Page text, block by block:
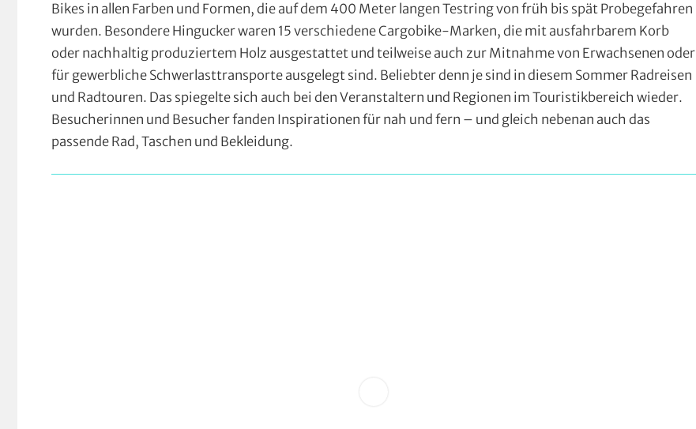
Bikes in allen Farben und Formen, die auf dem 400 Meter langen Testring von früh bis spät Probegefahren
wurden. Besondere Hingucker waren 15 verschiedene Cargobike-Marken, die mit ausfahrbarem Korb
oder nachhaltig produziertem Holz ausgestattet und teilweise auch zur Mitnahme von Erwachsenen oder
für gewerbliche Schwerlasttransporte ausgelegt sind. Beliebter denn je sind in diesem Sommer Radreisen
und Radtouren. Das spiegelte sich auch bei den Veranstaltern und Regionen im Touristikbereich wieder.
Besucherinnen und Besucher fanden Inspirationen für nah und fern – und gleich nebenan auch das
passende Rad, Taschen und Bekleidung.